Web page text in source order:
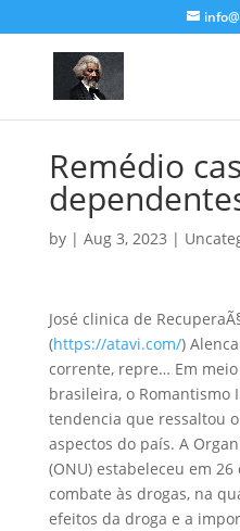
Remédio
by | Aug 3, 2023 |
José clinica de
(https://atavi.com/)
corrente, repre… Em
brasileira, o Romantismo
tendencia que ressaltou
aspectos do país. A
(ONU) estabeleceu em
combate às drogas, na
efeitos da droga e a